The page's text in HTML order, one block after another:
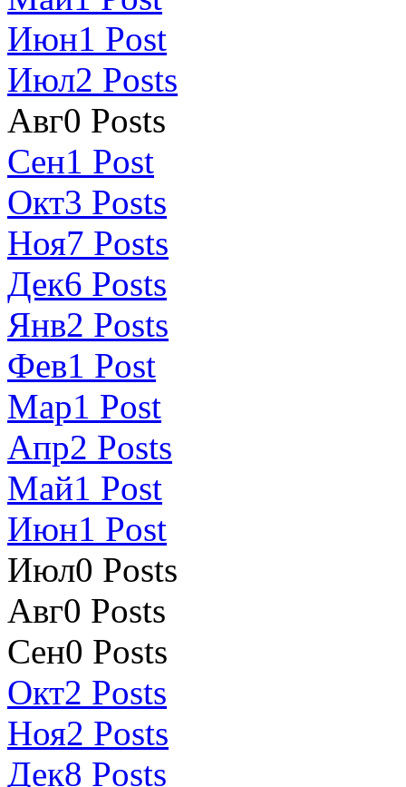
Июн1 Post
Июл2 Posts
Авг0 Posts
Сен1 Post
Окт3 Posts
Ноя7 Posts
Дек6 Posts
Янв2 Posts
Фев1 Post
Мар1 Post
Апр2 Posts
Май1 Post
Июн1 Post
Июл0 Posts
Авг0 Posts
Сен0 Posts
Окт2 Posts
Ноя2 Posts
Дек8 Posts